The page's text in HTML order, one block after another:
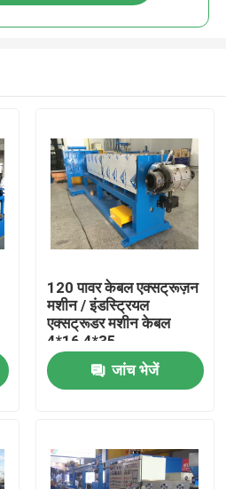
120 पावर केबल एक्सट्रूज़न
मशीन / इंडस्ट्रियल
एक्सट्रूडर मशीन केबल
4*16 4*35
जांच भेजें